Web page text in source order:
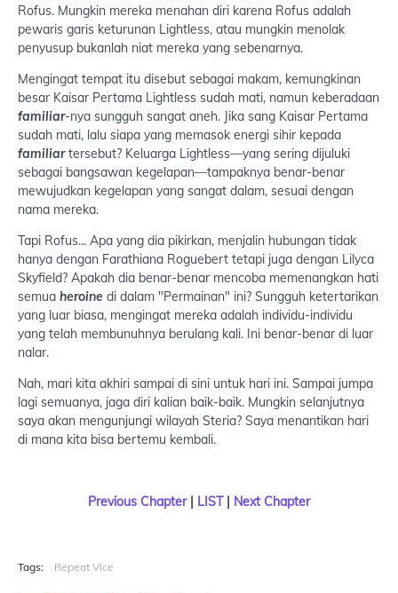
Rofus. Mungkin mereka menahan diri karena Rofus adalah
pewaris garis keturunan Lightless, atau mungkin menolak
penyusup bukanlah niat mereka yang sebenarnya.
Mengingat tempat itu disebut sebagai makam, kemungkinan
besar Kaisar Pertama Lightless sudah mati, namun keberadaan
familiar-nya sungguh sangat aneh. Jika sang Kaisar Pertama
sudah mati, lalu siapa yang memasok energi sihir kepada
familiartersebut? Keluarga Lightless—yang sering dijuluki
sebagai bangsawan kegelapan—tampaknya benar-benar
mewujudkan kegelapan yang sangat dalam, sesuai dengan
nama mereka.
Tapi Rofus... Apa yang dia pikirkan, menjalin hubungan tidak
hanya dengan Farathiana Roguebert tetapi juga dengan Lilyca
Skyfield? Apakah dia benar-benar mencoba memenangkan hati
semua heroine di dalam "Permainan" ini? Sungguh ketertarikan
yang luar biasa, mengingat mereka adalah individu-individu
yang telah membunuhnya berulang kali. Ini benar-benar di luar
nalar.
Nah, mari kita akhiri sampai di sini untuk hari ini. Sampai jumpa
lagi semuanya, jaga diri kalian baik-baik. Mungkin selanjutnya
saya akan mengunjungi wilayah Steria? Saya menantikan hari
di mana kita bisa bertemu kembali.
Previous Chapter| LIST | Next Chapter
Tags: Repeat Vice